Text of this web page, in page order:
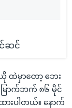
င်ဆင်
ထဲမှာတော့ ဘေး
ြောက်ဘက် ၈၆ မိုင်
းပါတယ်။ နောက်